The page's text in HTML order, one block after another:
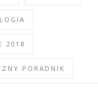
2018
PORADNIK